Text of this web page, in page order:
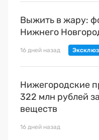
Выжить в жару:
Нижнего
16 дней назад
Нижегородские
322 млн рублей
веществ
16 дней назад